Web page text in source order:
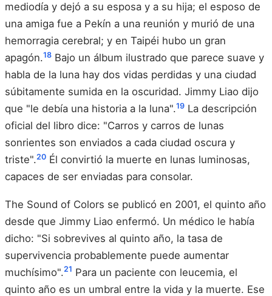
mediodía y dejó a su esposa y a su hija; el esposo de
una amiga fue a Pekín a una reunión y murió de una
hemorragia cerebral; y en Taipéi hubo un gran
apagón.18 Bajo un álbum ilustrado que parece suave y
habla de la luna hay dos vidas perdidas y una ciudad
súbitamente sumida en la oscuridad. Jimmy Liao dijo
que "le debía una historia a la luna".19 La descripción
oficial del libro dice: "Carros y carros de lunas
sonrientes son enviados a cada ciudad oscura y
triste".20 Él convirtió la muerte en lunas luminosas,
capaces de ser enviadas para consolar.
The Sound of Colors se publicó en 2001, el quinto año
desde que Jimmy Liao enfermó. Un médico le había
dicho: "Si sobrevives al quinto año, la tasa de
supervivencia probablemente puede aumentar
muchísimo".21 Para un paciente con leucemia, el
quinto año es un umbral entre la vida y la muerte. Ese